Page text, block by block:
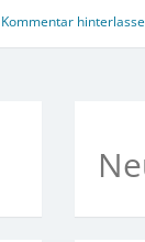
Kommentar